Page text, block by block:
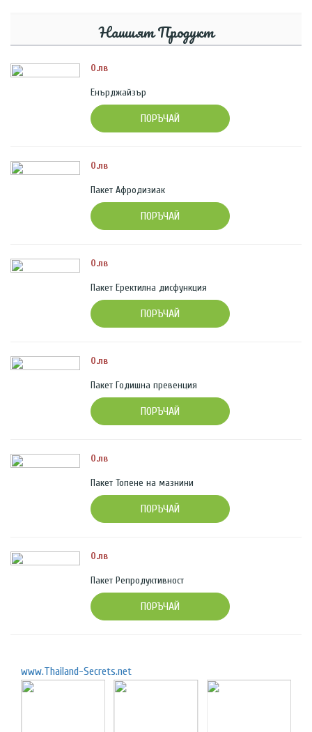
Нашият Продукт
0.лв
Енърджайзър
ПОРЪЧАЙ
0.лв
Пакет Афродизиак
ПОРЪЧАЙ
0.лв
Пакет Еректилна дисфункция
ПОРЪЧАЙ
0.лв
Пакет Годишна превенция
ПОРЪЧАЙ
0.лв
Пакет Топене на мазнини
ПОРЪЧАЙ
0.лв
Пакет Репродуктивност
ПОРЪЧАЙ
www.Thailand-Secrets.net